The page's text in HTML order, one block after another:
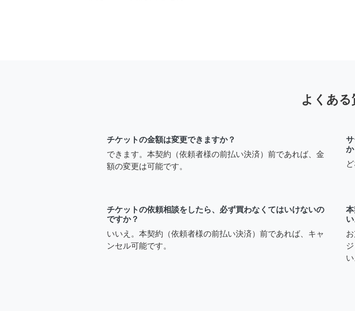
よくある
チケットの金額は変更できますか？
できます。本契約（依頼者様の前払い決済）前であれば、金
額の変更は可能です。
か
チケットの依頼相談をしたら、必ず買わなくてはいけないの
ですか？
いいえ。本契約（依頼者様の前払い決済）前であれば、キャ
ンセル可能です。
い
い